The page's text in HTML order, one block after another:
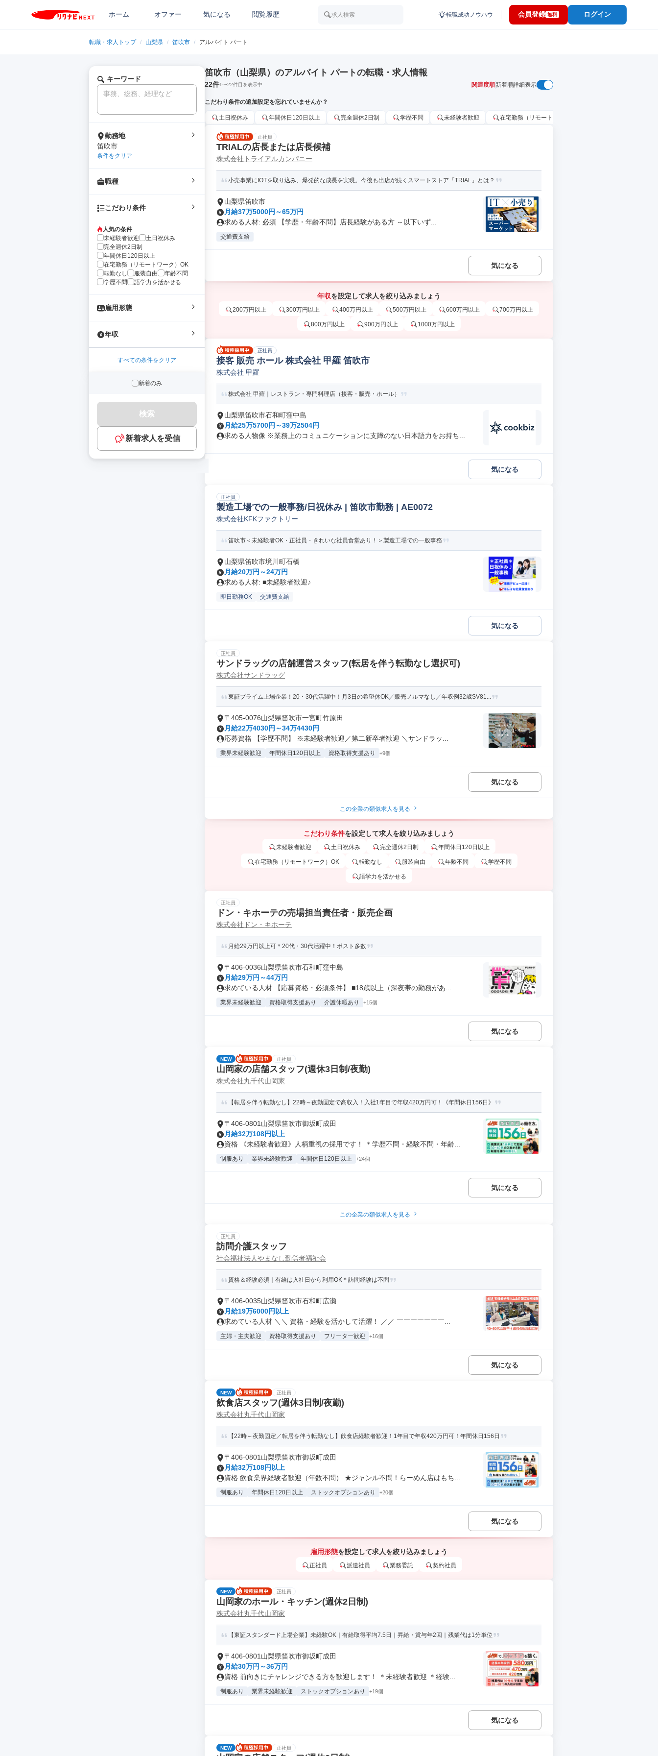
ホーム オファー 気になる 閲覧履歴 求人検索 転職成功ノウハウ 会員登録 無料 ログイン
転職・求人トップ / 山梨県 / 笛吹市 / アルバイト パート
キーワード
勤務地
笛吹市
条件をクリア
職種
こだわり条件
人気の条件
未経験者歓迎
土日祝休み
完全週休2日制
年間休日120日以上
在宅勤務（リモートワーク）OK
転勤なし
服装自由
年齢不問
学歴不問
語学力を活かせる
雇用形態
年収
すべての条件をクリア
新着のみ
検索
新着求人を受信
笛吹市（山梨県）のアルバイト パートの転職・求人情報
22件1〜22件目を表示中 関連度順新着順詳細表示
こだわり条件の追加設定を忘れていませんか？
土日祝休み 年間休日120日以上 完全週休2日制 学歴不問 未経験者歓迎 在宅勤務（リモートワーク）OK
正社員
TRIALの店長または店長候補
株式会社トライアルカンパニー
小売事業にIOTを取り込み、爆発的な成長を実現。今後も出店が続くスマートストア「TRIAL」とは？
山梨県笛吹市
月給37万5000円～65万円
求める人材: 必須 【学歴・年齢不問】店長経験がある方 ～以下いず...
交通費支給
気になる
年収を設定して求人を絞り込みましょう
200万円以上 300万円以上 400万円以上 500万円以上 600万円以上 700万円以上
800万円以上 900万円以上 1000万円以上
正社員
接客 販売 ホール 株式会社 甲羅 笛吹市
株式会社 甲羅
株式会社 甲羅｜レストラン・専門料理店（接客・販売・ホール）
山梨県笛吹市石和町窪中島
月給25万5700円～39万2504円
求める人物像 ※業務上のコミュニケーションに支障のない日本語力をお持ち...
気になる
正社員
製造工場での一般事務/日祝休み | 笛吹市勤務 | AE0072
株式会社KFKファクトリー
笛吹市＜未経験者OK・正社員・きれいな社員食堂あり！＞製造工場での一般事務
山梨県笛吹市境川町石橋
月給20万円～24万円
求める人材: ■未経験者歓迎♪
即日勤務OK 交通費支給
気になる
正社員
サンドラッグの店舗運営スタッフ(転居を伴う転勤なし選択可)
株式会社サンドラッグ
東証プライム上場企業！20・30代活躍中！月3日の希望休OK／販売ノルマなし／年収例32歳SV81...
〒405-0076山梨県笛吹市一宮町竹原田
月給22万4030円～34万4430円
応募資格 【学歴不問】 ※未経験者歓迎／第二新卒者歓迎 ＼サンドラッ...
業界未経験歓迎 年間休日120日以上 資格取得支援あり +9個
気になる
この企業の類似求人を見る
こだわり条件を設定して求人を絞り込みましょう
未経験者歓迎 土日祝休み 完全週休2日制 年間休日120日以上
在宅勤務（リモートワーク）OK 転勤なし 服装自由 年齢不問 学歴不問
語学力を活かせる
正社員
ドン・キホーテの売場担当責任者・販売企画
株式会社ドン・キホーテ
月給29万円以上可＊20代・30代活躍中！ポスト多数
〒406-0036山梨県笛吹市石和町窪中島
月給29万円～44万円
求めている人材 【応募資格・必須条件】 ■18歳以上（深夜帯の勤務があ...
業界未経験歓迎 資格取得支援あり 介護休暇あり +15個
気になる
NEW 正社員
山岡家の店舗スタッフ(週休3日制/夜勤)
株式会社丸千代山岡家
【転居を伴う転勤なし】22時～夜勤固定で高収入！入社1年目で年収420万円可！《年間休日156日》
〒406-0801山梨県笛吹市御坂町成田
月給32万108円以上
資格 《未経験者歓迎》人柄重視の採用です！ ＊学歴不問・経験不問・年齢...
制服あり 業界未経験歓迎 年間休日120日以上 +24個
気になる
この企業の類似求人を見る
正社員
訪問介護スタッフ
社会福祉法人やまなし勤労者福祉会
資格＆経験必須｜有給は入社日から利用OK＊訪問経験は不問
〒406-0035山梨県笛吹市石和町広瀬
月給19万6000円以上
求めている人材 ＼＼ 資格・経験を活かして活躍！ ／／ ￣￣￣￣￣￣￣...
主婦・主夫歓迎 資格取得支援あり フリーター歓迎 +16個
気になる
NEW 正社員
飲食店スタッフ(週休3日制/夜勤)
株式会社丸千代山岡家
【22時～夜勤固定／転居を伴う転勤なし】飲食店経験者歓迎！1年目で年収420万円可！年間休日156日
〒406-0801山梨県笛吹市御坂町成田
月給32万108円以上
資格 飲食業界経験者歓迎（年数不問） ★ジャンル不問！らーめん店はもち...
制服あり 年間休日120日以上 ストックオプションあり +20個
気になる
雇用形態を設定して求人を絞り込みましょう
正社員 派遣社員 業務委託 契約社員
NEW 正社員
山岡家のホール・キッチン(週休2日制)
株式会社丸千代山岡家
【東証スタンダード上場企業】未経験OK｜有給取得平均7.5日｜昇給・賞与年2回｜残業代は1分単位
〒406-0801山梨県笛吹市御坂町成田
月給30万円～36万円
資格 前向きにチャレンジできる方を歓迎します！ ＊未経験者歓迎 ＊経験...
制服あり 業界未経験歓迎 ストックオプションあり +19個
気になる
NEW 正社員